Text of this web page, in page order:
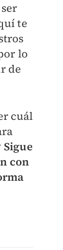
te
lo
de
cuál
Sigue
con